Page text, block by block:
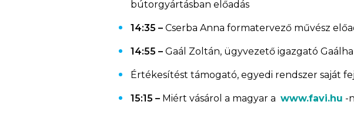
bútorgyártásban előadás
14:35 – Cserba Anna formatervező művész
14:55 – Gaál Zoltán, ügyvezető igazgató
Értékesítést támogató, egyedi rendszer saját
15:15 – Miért vásárol a magyar a www.favi.hu -